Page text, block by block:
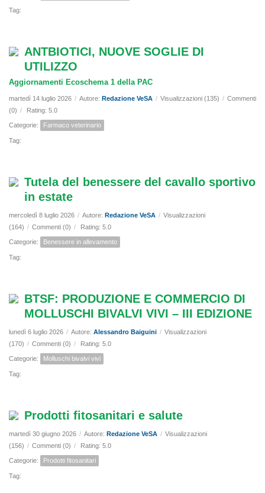
Tag:
ANTBIOTICI, NUOVE SOGLIE DI
UTILIZZO
Aggiornamenti Ecoschema 1 della PAC
martedì 14 luglio 2026 / Autore: Redazione VeSA / Visualizzazioni (135) / Commenti
(0) / Rating: 5.0
Categorie: Farmaco veterinario
Tag:
Tutela del benessere del cavallo sportivo
in estate
mercoledì 8 luglio 2026 / Autore: Redazione VeSA / Visualizzazioni
(164) / Commenti (0) / Rating: 5.0
Categorie: Benessere in allevamento
Tag:
BTSF: PRODUZIONE E COMMERCIO DI
MOLLUSCHI BIVALVI VIVI – III EDIZIONE
lunedì 6 luglio 2026 / Autore: Alessandro Baiguini / Visualizzazioni
(170) / Commenti (0) / Rating: 5.0
Categorie: Molluschi bivalvi vivi
Tag:
Prodotti fitosanitari e salute
martedì 30 giugno 2026 / Autore: Redazione VeSA / Visualizzazioni
(156) / Commenti (0) / Rating: 5.0
Categorie: Prodotti fitosanitari
Tag: